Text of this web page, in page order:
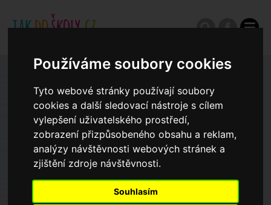
Používáme soubory cookies
Tyto webové stránky používají soubory
cookies a další sledovací nástroje s cílem
vylepšení uživatelského prostředí,
zobrazení přizpůsobeného obsahu a reklam,
analýzy návštěvnosti webových stránek a
zjištění zdroje návštěvnosti.
Souhlasím
Výroční zprávy
Spádové oblasti ZŠ
Koncepce školství